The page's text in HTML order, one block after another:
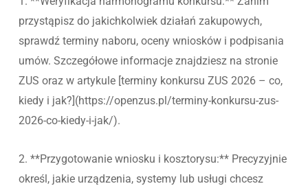
przystąpisz do jakichkolwiek działań zakupowych,
sprawdź terminy naboru, oceny wniosków i podpisania
umów. Szczegółowe informacje znajdziesz na stronie
ZUS oraz w artykule [terminy konkursu ZUS 2026 – co,
kiedy i jak?](https://openzus.pl/terminy-konkursu-zus-
2026-co-kiedy-i-jak/).
2. **Przygotowanie wniosku i kosztorysu:** Precyzyjnie
określ, jakie urządzenia, systemy lub usługi chcesz